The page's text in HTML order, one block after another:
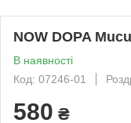
NOW DOPA
В наявності
Код: 07246-01
580 ₴